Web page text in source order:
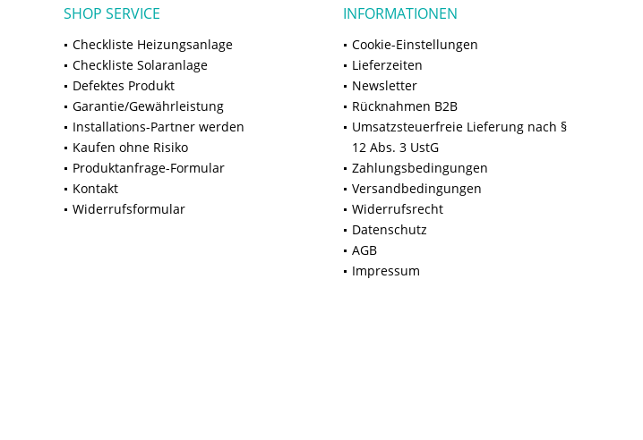
SHOP SERVICE
Checkliste Heizungsanlage
Checkliste Solaranlage
Defektes Produkt
Garantie/Gewährleistung
Installations-Partner werden
Kaufen ohne Risiko
Produktanfrage-Formular
Kontakt
Widerrufsformular
INFORMATIONEN
Cookie-Einstellungen
Lieferzeiten
Newsletter
Rücknahmen B2B
Umsatzsteuerfreie Lieferung nach §
12 Abs. 3 UstG
Zahlungsbedingungen
Versandbedingungen
Widerrufsrecht
Datenschutz
AGB
Impressum